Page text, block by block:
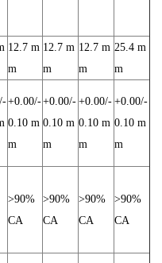
12.7 m
m
12.7 m
m
12.7 m
m
25.4 m
m
+0.00/-
0.10 m
m
+0.00/-
0.10 m
m
+0.00/-
0.10 m
m
+0.00/-
0.10 m
m
>90%
CA
>90%
CA
>90%
CA
>90%
CA